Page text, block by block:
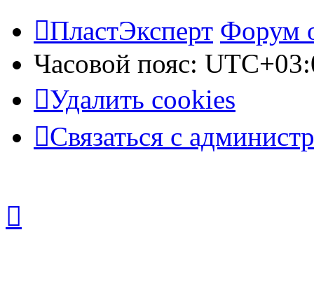
ПластЭксперт Форум
Часовой пояс:
Удалить cookies
Связаться с